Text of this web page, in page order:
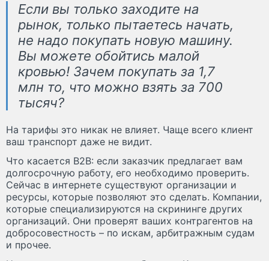
Если вы только заходите на
рынок, только пытаетесь начать,
не надо покупать новую машину.
Вы можете обойтись малой
кровью! Зачем покупать за 1,7
млн то, что можно взять за 700
тысяч?
На тарифы это никак не влияет. Чаще всего клиент
ваш транспорт даже не видит.
Что касается В2В: если заказчик предлагает вам
долгосрочную работу, его необходимо проверить.
Сейчас в интернете существуют организации и
ресурсы, которые позволяют это сделать. Компании,
которые специализируются на скрининге других
организаций. Они проверят ваших контрагентов на
добросовестность – по искам, арбитражным судам
и прочее.